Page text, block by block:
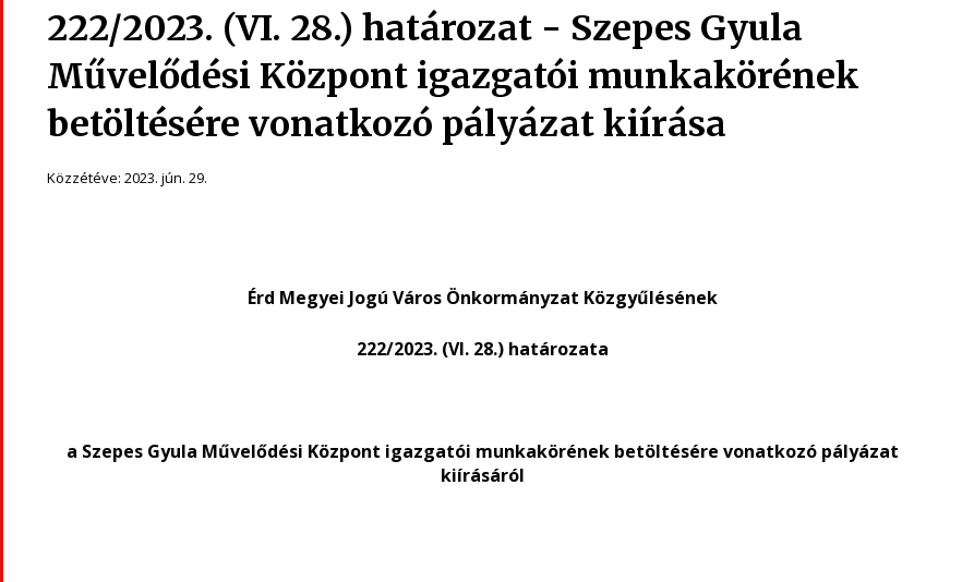
222/2023. (VI. 28.) határozat - Szepes Gyula
Művelődési Központ igazgatói munkakörének
betöltésére vonatkozó pályázat kiírása
Közzétéve: 2023. jún. 29.
Érd Megyei Jogú Város Önkormányzat Közgyűlésének
222/2023. (VI. 28.) határozata
a Szepes Gyula Művelődési Központ igazgatói munkakörének betöltésére vonatkozó pályázat
kiírásáról